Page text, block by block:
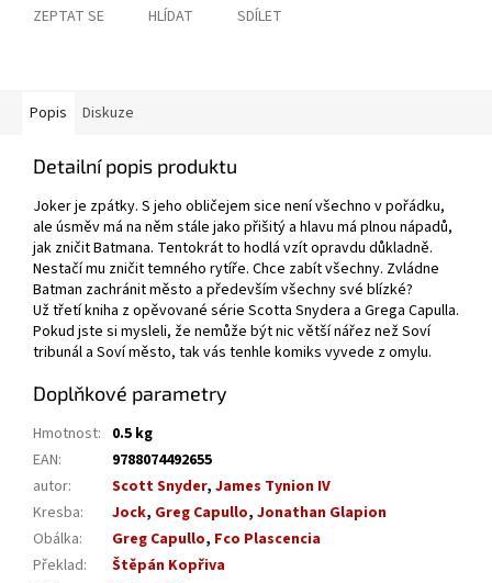
ZEPTAT SE HLÍDAT SDÍLET
Popis Diskuze
Detailní popis produktu
Joker je zpátky. S jeho obličejem sice není všechno v pořádku,
ale úsměv má na něm stále jako přišitý a hlavu má plnou nápadů,
jak zničit Batmana. Tentokrát to hodlá vzít opravdu důkladně.
Nestačí mu zničit temného rytíře. Chce zabít všechny. Zvládne
Batman zachránit město a především všechny své blízké?
Už třetí kniha z opěvované série Scotta Snydera a Grega Capulla.
Pokud jste si mysleli, že nemůže být nic větší nářez než Soví
tribunál a Soví město, tak vás tenhle komiks vyvede z omylu.
Doplňkové parametry
Hmotnost: 0.5 kg
EAN:
9788074492655
autor: Scott Snyder, James Tynion IV
Kresba: Jock, Greg Capullo, Jonathan Glapion
Obálka: Greg Capullo, Fco Plascencia
Překlad:
Štěpán Kopřiva